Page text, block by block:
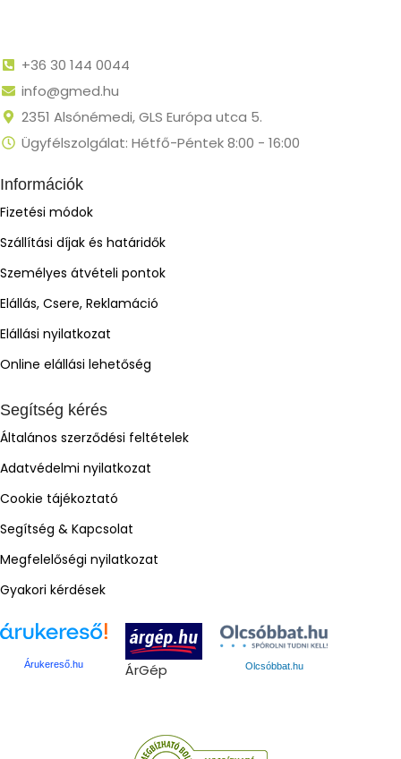
+36 30 144 0044
info@gmed.hu
2351 Alsónémedi, GLS Európa utca 5.
Ügyfélszolgálat: Hétfő-Péntek 8:00 - 16:00
Információk
Fizetési módok
Szállítási díjak és határidők
Személyes átvételi pontok
Elállás, Csere, Reklamáció
Elállási nyilatkozat
Online elállási lehetőség
Segítség kérés
Általános szerződési feltételek
Adatvédelmi nyilatkozat
Cookie tájékoztató
Segítség & Kapcsolat
Megfelelőségi nyilatkozat
Gyakori kérdések
Árukereső.hu ÁrGép Olcsóbbat.hu